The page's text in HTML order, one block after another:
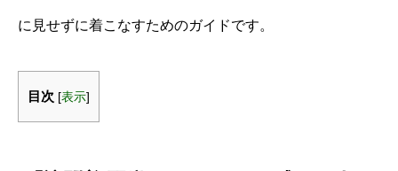
に見せずに着こなすためのガイドです。
目次 [表示]